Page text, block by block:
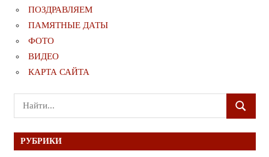
ПОЗДРАВЛЯЕМ
ПАМЯТНЫЕ ДАТЫ
ФОТО
ВИДЕО
КАРТА САЙТА
Поиск
для:
ПОИСК
РУБРИКИ